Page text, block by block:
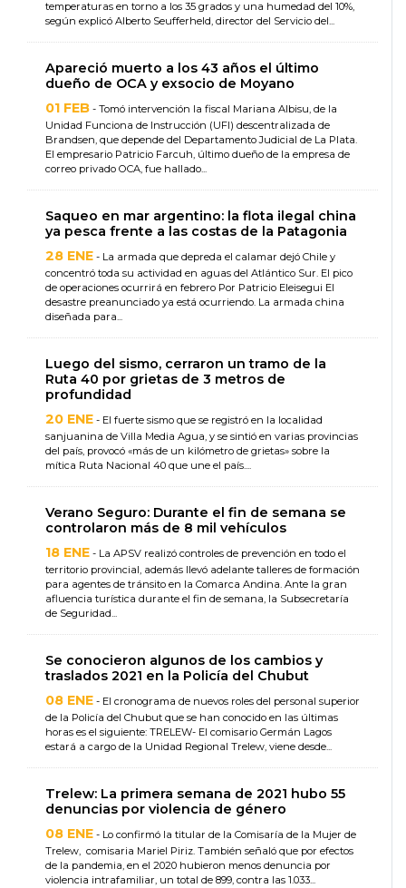
temperaturas en torno a los 35 grados y una humedad del 10%,
según explicó Alberto Seufferheld, director del Servicio del...
Apareció muerto a los 43 años el último
dueño de OCA y exsocio de Moyano
01 FEB - Tomó intervención la fiscal Mariana Albisu, de la
Unidad Funciona de Instrucción (UFI) descentralizada de
Brandsen, que depende del Departamento Judicial de La Plata.
El empresario Patricio Farcuh, último dueño de la empresa de
correo privado OCA, fue hallado...
Saqueo en mar argentino: la flota ilegal china
ya pesca frente a las costas de la Patagonia
28 ENE - La armada que depreda el calamar dejó Chile y
concentró toda su actividad en aguas del Atlántico Sur. El pico
de operaciones ocurrirá en febrero Por Patricio Eleisegui El
desastre preanunciado ya está ocurriendo. La armada china
diseñada para...
Luego del sismo, cerraron un tramo de la
Ruta 40 por grietas de 3 metros de
profundidad
20 ENE - El fuerte sismo que se registró en la localidad
sanjuanina de Villa Media Agua, y se sintió en varias provincias
del país, provocó «más de un kilómetro de grietas» sobre la
mítica Ruta Nacional 40 que une el país....
Verano Seguro: Durante el fin de semana se
controlaron más de 8 mil vehículos
18 ENE - La APSV realizó controles de prevención en todo el
territorio provincial, además llevó adelante talleres de formación
para agentes de tránsito en la Comarca Andina. Ante la gran
afluencia turística durante el fin de semana, la Subsecretaría
de Seguridad...
Se conocieron algunos de los cambios y
traslados 2021 en la Policía del Chubut
08 ENE - El cronograma de nuevos roles del personal superior
de la Policía del Chubut que se han conocido en las últimas
horas es el siguiente: TRELEW- El comisario Germán Lagos
estará a cargo de la Unidad Regional Trelew, viene desde...
Trelew: La primera semana de 2021 hubo 55
denuncias por violencia de género
08 ENE - Lo confirmó la titular de la Comisaría de la Mujer de
Trelew, comisaria Mariel Piriz. También señaló que por efectos
de la pandemia, en el 2020 hubieron menos denuncia por
violencia intrafamiliar, un total de 899, contra las 1.033...